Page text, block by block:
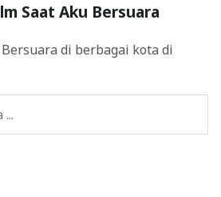
Saat Aku Bersuara
di berbagai kota di